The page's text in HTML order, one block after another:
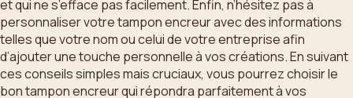
et qui ne s’efface pas facilement. Enfin, n’hésitez pas à
personnaliser votre tampon encreur avec des informations
telles que votre nom ou celui de votre entreprise afin
d’ajouter une touche personnelle à vos créations. En suivant
ces conseils simples mais cruciaux, vous pourrez choisir le
bon tampon encreur qui répondra parfaitement à vos